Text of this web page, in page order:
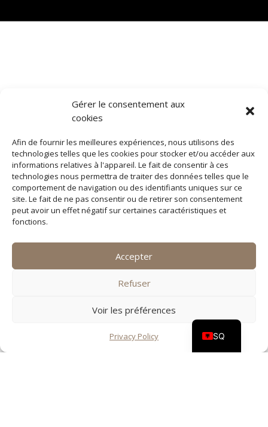
Gérer le consentement aux
cookies
Afin de fournir les meilleures expériences, nous utilisons des
technologies telles que les cookies pour stocker et/ou accéder aux
informations relatives à l'appareil. Le fait de consentir à ces
technologies nous permettra de traiter des données telles que le
comportement de navigation ou des identifiants uniques sur ce
site. Le fait de ne pas consentir ou de retirer son consentement
peut avoir un effet négatif sur certaines caractéristiques et
fonctions.
Accepter
Refuser
Voir les préférences
Privacy Policy SQ